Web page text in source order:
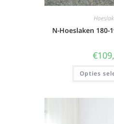
N-Hoeslaken 180-
€
Opties